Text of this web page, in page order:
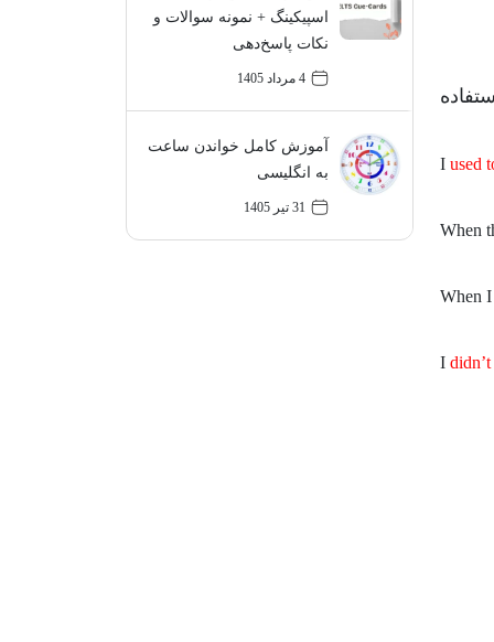
used
اسپیکینگ + نمونه سوالات و
نکات پاسخ‌دهی
4 مرداد 1405
آموزش کامل خواندن ساعت
به انگلیسی
31 تیر 1405